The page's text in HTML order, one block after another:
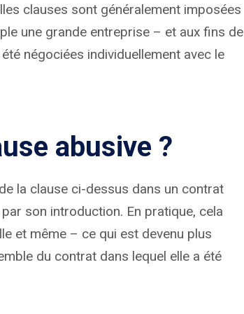
clauses sont généralement imposées
une grande entreprise – et aux fins de
négociées individuellement avec le
abusive ?
la clause ci-dessus dans un contrat
son introduction. En pratique, cela
et même – ce qui est devenu plus
du contrat dans lequel elle a été